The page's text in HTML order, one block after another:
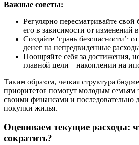
Важные советы:
Регулярно пересматривайте
его в зависимости от изменений
Создайте ‘грань безопасности’:
денег на непредвиденные
Поощряйте себя за достижения,
главной цели – накоплении на
Таким образом, четкая структура
приоритетов помогут молодым семьям
своими финансами и последовательно
покупки жилья.
Оцениваем текущие расходы:
сократить?